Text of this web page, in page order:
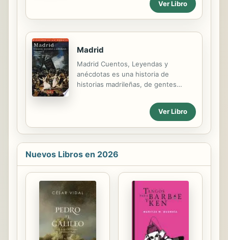
pecaminosas a los incautos
humanos. En su...
Fotográfico de Córdoba. Año: marzo
de 2016. (Dedicado al fraile Manuel
Predicadores). Falleció en Córdoba,
Capital el 9 de octubre de 2017.
Ver Libro
Madrid
Madrid Cuentos, Leyendas y
anécdotas es una historia de
historias madrileñas, de gentes
sierras, villas y ríos. Hemos intentado
reflejar las curiosidades de nuestro
más de nuestra realidad. Por eso
hemos buscado en archivos,
bibliotecas, hemerotecas, plazas
ayuntamientos, iglesias, y sobre todo
en la memoria de los mayores la
historia de Madrid, la más simpática,
pintoresca, agradable y curiosa.
Seguramente la que nos hace ser
diferentes e iguales al mismo tiempo,
sin pasiones regionales y abiertos a
todo el mundo. En este...
Ver Libro
Nuevos Libros en 2026